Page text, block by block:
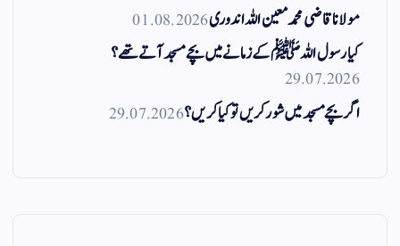
مولانا قاضی محمد معین اللہ اندوری01.08.2026
کیا رسول اللہ ﷺ کے زمانے میں بچے مسجد آتے تھے؟
29.07.2026
اگر بچے مسجد میں شور کریں تو کیا کریں؟29.07.2026